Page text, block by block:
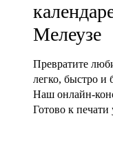
Мелеузе
Превратите
легко, быстро и
Наш онлайн-
Готово к печати